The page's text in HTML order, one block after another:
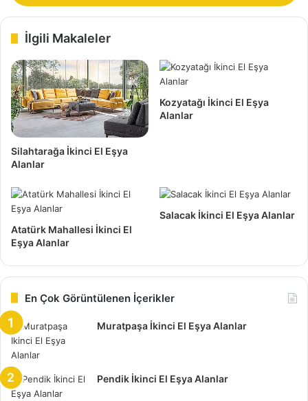
Seymen ikinci el eşya alan yerler bu tip değişkenleri de
ve kalabalık eden eşyalardan kurtulma fırsatı sunuyor.
eşyaları yerinden teslim alıyor ve nakit ödeme de cabası.
olduğu kadar, rekabet oranı da oldukça yüksek bir sektör
olarak biliniyor.
Piyasada yaptığı çalışmalarla katkı sağlayan firmalar yani,
Seymen ikinci el eşya alanlarekstradan para kazanma
fırsatı için gerçekten güvenilir bir adres görünümündedir.
İlgili Makaleler
Silahtarağa İkinci El Eşya
Alanlar
Kozyatağı İkinci El Eşya
Alanlar
Atatürk Mahallesi İkinci El
Eşya Alanlar
Salacak İkinci El Eşya Alanlar
En Çok Görüntülenen İçerikler
Muratpaşa İkinci El Eşya Alanlar
Pendik İkinci El Eşya Alanlar